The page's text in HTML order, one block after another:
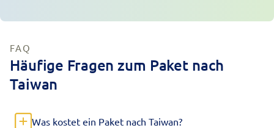
FAQ
Häufige Fragen zum Paket nach
Taiwan
Was kostet ein Paket nach Taiwan?